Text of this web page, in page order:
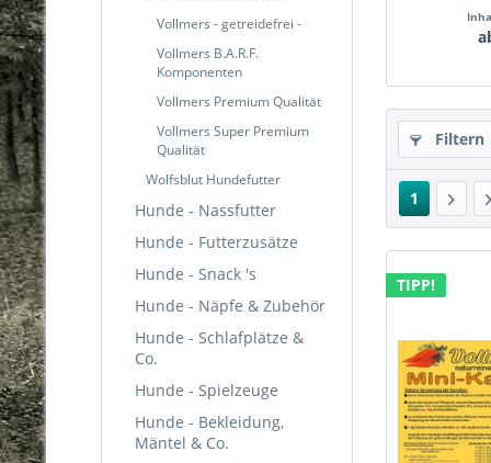
Vollmers - getreidefrei -
Vollmers B.A.R.F.
Komponenten
Vollmers Premium Qualität
Vollmers Super Premium
Qualität
Wolfsblut Hundefutter
Hunde - Nassfutter
Hunde - Futterzusätze
Hunde - Snack 's
Hunde - Näpfe & Zubehör
Hunde - Schlafplätze &
Co.
Hunde - Spielzeuge
Hunde - Bekleidung,
Mäntel & Co.
Filtern
1
TIPP!